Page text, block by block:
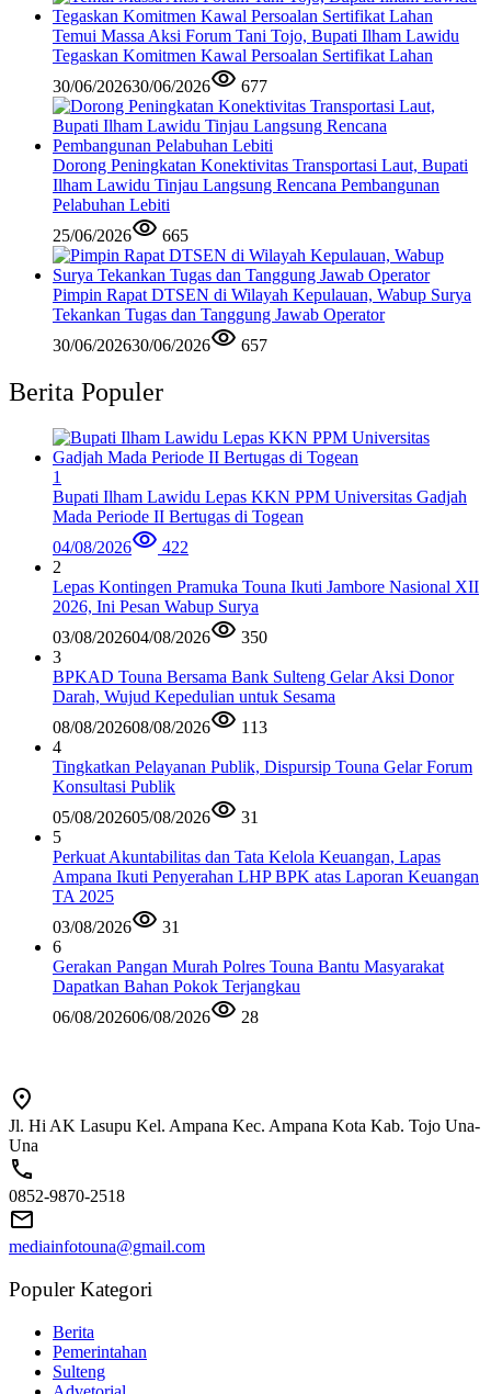
Temui Massa Aksi Forum Tani Tojo, Bupati Ilham Lawidu
Tegaskan Komitmen Kawal Persoalan Sertifikat Lahan
30/06/202630/06/2026 677
Dorong Peningkatan Konektivitas Transportasi Laut, Bupati
Ilham Lawidu Tinjau Langsung Rencana Pembangunan
Pelabuhan Lebiti
25/06/2026
665
Pimpin Rapat DTSEN di Wilayah Kepulauan, Wabup Surya
Tekankan Tugas dan Tanggung Jawab Operator
30/06/202630/06/2026 657
Berita Populer
1
Bupati Ilham Lawidu Lepas KKN PPM Universitas Gadjah
Mada Periode II Bertugas di Togean
04/08/2026
422
2
Lepas Kontingen Pramuka Touna Ikuti Jambore Nasional XII
2026, Ini Pesan Wabup Surya
03/08/202604/08/2026
350
3
BPKAD Touna Bersama Bank Sulteng Gelar Aksi Donor
Darah, Wujud Kepedulian untuk Sesama
08/08/202608/08/2026
113
4
Tingkatkan Pelayanan Publik, Dispursip Touna Gelar Forum
Konsultasi Publik
05/08/202605/08/2026
31
5
Perkuat Akuntabilitas dan Tata Kelola Keuangan, Lapas
Ampana Ikuti Penyerahan LHP BPK atas Laporan Keuangan
TA 2025
03/08/2026
31
6
Gerakan Pangan Murah Polres Touna Bantu Masyarakat
Dapatkan Bahan Pokok Terjangkau
06/08/202606/08/2026 28
Jl. Hi AK Lasupu Kel. Ampana Kec. Ampana Kota Kab. Tojo Una-
Una
0852-9870-2518
mediainfotouna@gmail.com
Populer Kategori
Berita
Pemerintahan
Sulteng